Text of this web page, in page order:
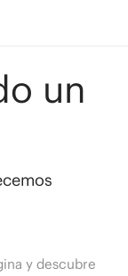
un
y descubre